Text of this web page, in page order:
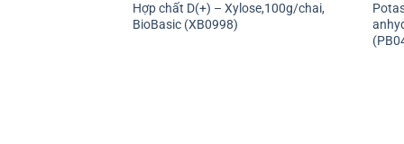
Hợp chất D(+) – Xylose,100g/chai,
BioBasic (XB0998)